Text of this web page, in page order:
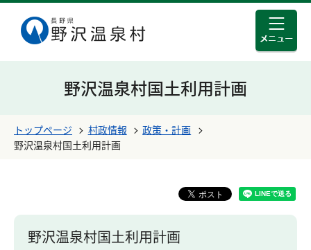
メニュ
野沢温泉村国土利用計画
トップページ 村政情報
政策・計画
野沢温泉村国土利用計画
野沢温泉村国土利用計画